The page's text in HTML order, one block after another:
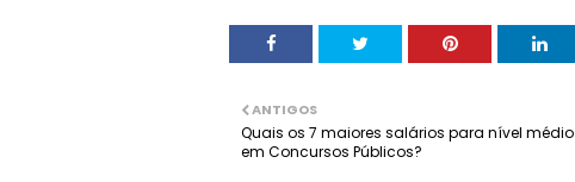
ANTIGOS
Quais os 7 maiores salários para nível médio
em Concursos Públicos?